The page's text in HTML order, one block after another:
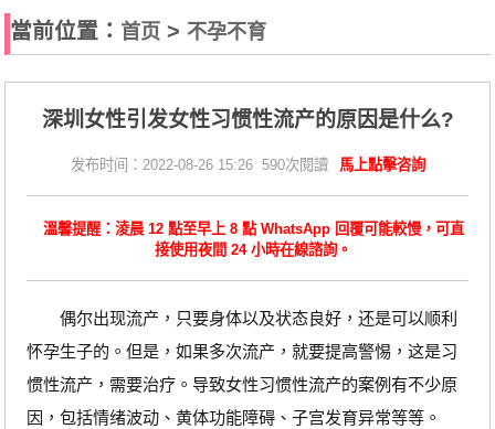
當前位置： 首页 > 不孕不育
深圳女性引发女性习惯性流产的原因是什么?
发布时间：2022-08-26 15:26 590次閱讀 馬上點擊咨詢
溫馨提醒：淩晨 12 點至早上 8 點 WhatsApp 回覆可能較慢，可直
接使用夜間 24 小時在線諮詢。
偶尔出现流产，只要身体以及状态良好，还是可以顺利
怀孕生子的。但是，如果多次流产，就要提高警惕，这是习
惯性流产，需要治疗。导致女性习惯性流产的案例有不少原
因，包括情绪波动、黄体功能障碍、子宫发育异常等等。